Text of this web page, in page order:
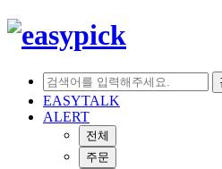
EASYTALK
ALERT
전체
주문